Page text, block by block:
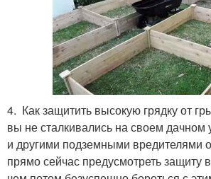
4. Как защитить высокую грядку от
вы не сталкивались на своем дачном
и другими подземными вредителями
прямо сейчас предусмотреть защиту